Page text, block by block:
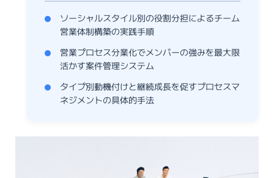
ソーシャルスタイル別の役割分担によるチーム
営業体制構築の実践手順
営業プロセス分業化でメンバーの強みを最大限
活かす案件管理システム
タイプ別動機付けと継続成長を促すプロセスマ
ネジメントの具体的手法